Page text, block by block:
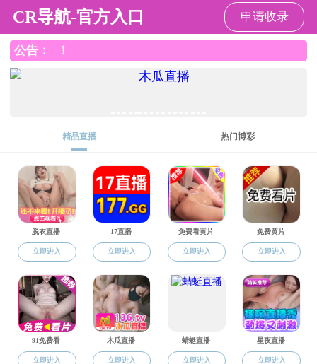
成人小说
成人小说 学工简介 新闻动态 学生党建 学生管理
序号
1
交通安全无小事，守